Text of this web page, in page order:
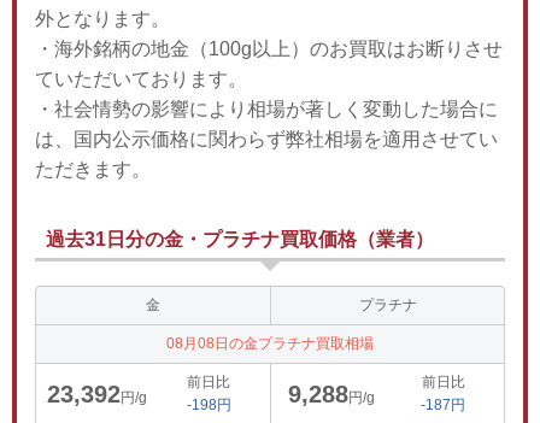
外となります。
・海外銘柄の地金（100g以上）のお買取はお断りさせ
ていただいております。
・社会情勢の影響により相場が著しく変動した場合に
は、国内公示価格に関わらず弊社相場を適用させてい
ただきます。
過去31日分の金・プラチナ買取価格（業者）
金 プラチナ
08月08日の金プラチナ買取相場
23,392円/g
前日比
-198円
9,288円/g
前日比
-187円